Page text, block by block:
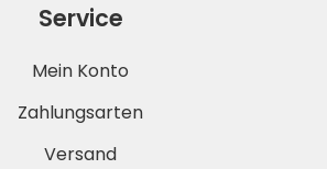
Service
Mein Konto
Zahlungsarten
Versand